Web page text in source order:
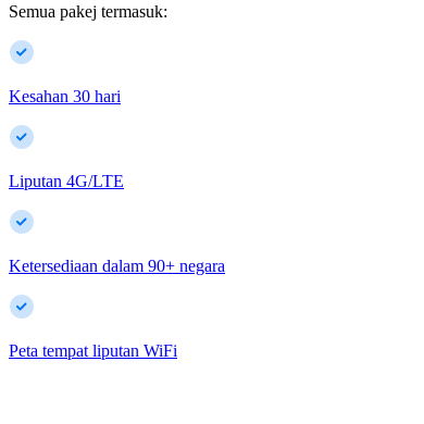
Semua pakej termasuk:
Kesahan 30 hari
Liputan 4G/LTE
Ketersediaan dalam 90+ negara
Peta tempat liputan WiFi